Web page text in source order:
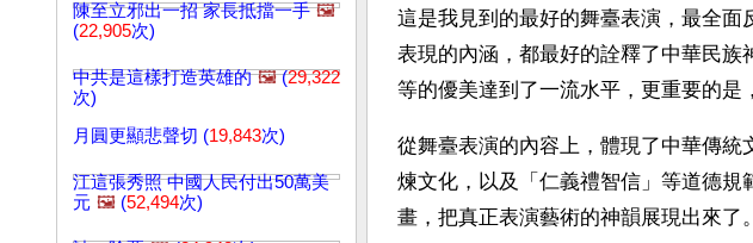
陳至立邪出一招 家長抵擋一手 🖼️
(22,905次)
中共是這樣打造英雄的 🖼️(29,322
次)
月圓更顯悲聲切 (19,843次)
江這張秀照 中國人民付出50萬美
元 🖼️ (52,494次)
這是我見到的最好的舞臺表演，最全
表現的內涵，都最好的詮釋了中華民
等的優美達到了一流水平，更重要的是
從舞臺表演的內容上，體現了中華傳
煉文化，以及「仁義禮智信」等道德規
畫，把真正表演藝術的神韻展現出來了。